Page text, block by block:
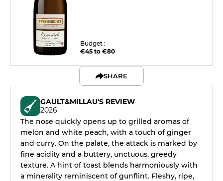
Budget :
€45 to €80
SHARE
GAULT&MILLAU'S REVIEW
2026
The nose quickly opens up to grilled aromas of
melon and white peach, with a touch of ginger
and curry. On the palate, the attack is marked by
fine acidity and a buttery, unctuous, greedy
texture. A hint of toast blends harmoniously with
a minerality reminiscent of gunflint. Fleshy, ripe,